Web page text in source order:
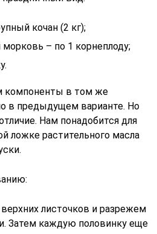
кочан (2 кг);
– по 1 корнеплоду;
компоненты в том же
в предыдущем варианте. Но
Нам понадобится для
ложке растительного масла
листочков и разрежем
Затем каждую половинку еще